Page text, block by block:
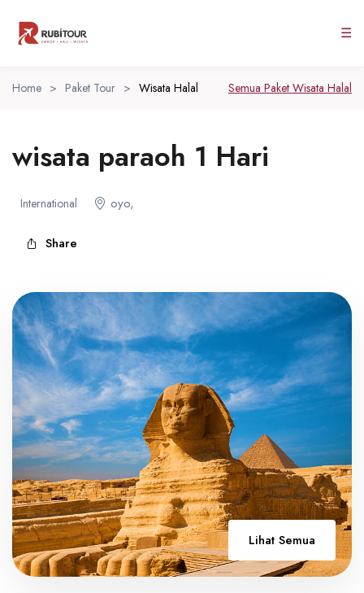
☰
Home > Paket Tour > Wisata Halal Semua Paket Wisata Halal
wisata paraoh 1 Hari
International oyo,
Share
Lihat Semua